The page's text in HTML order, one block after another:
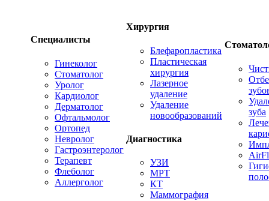
Специалисты
Гинеколог
Стоматолог
Уролог
Кардиолог
Дерматолог
Офтальмолог
Ортопед
Невролог
Гастроэнтеролог
Терапевт
Флеболог
Аллерголог
Хирургия
Блефаропластика
Пластическая
хирургия
Лазерное
удаление
Удаление
новообразований
Диагностика
УЗИ
МРТ
КТ
Маммография
зуба